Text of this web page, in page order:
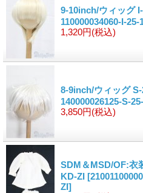
9-10inch/ウィッグ
110000034060-I-
1,320円(税込)
8-9inch/ウィッグ
140000026125-S-
3,850円(税込)
SDM＆MSD/OF:衣
KD-ZI
ZI]